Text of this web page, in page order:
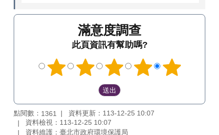
滿意度調查
此頁資訊有幫助嗎?
點閱數： 1361
資料更新：113-12-25 10:07
資料檢視：113-12-25 10:07
資料維護：臺北市政府環境保護局